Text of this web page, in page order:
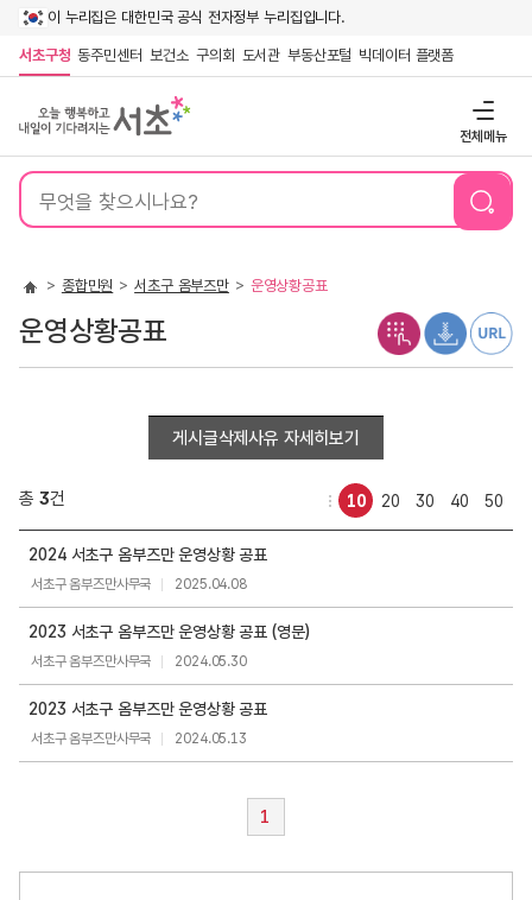
이 누리집은 대한민국 공식 전자정부 누리집입니다.
서초구청 동주민센터 보건소 구의회 도서관 부동산포털 빅데이터 플랫폼
전체메뉴
통
검
종합민원 서초구 옴부즈만 운영상황공표
운영상황공표
게시글삭제사유 자세히보기
총 3건 10 20 30 40 50
즈
운
2024 서초구 옴부즈만 운영상황 공표
서초구 옴부즈만사무국 2025.04.08
2023 서초구 옴부즈만 운영상황 공표 (영문)
서초구 옴부즈만사무국 2024.05.30
2023 서초구 옴부즈만 운영상황 공표
서초구 옴부즈만사무국 2024.05.13
1